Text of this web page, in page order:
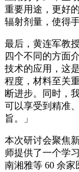
重要用途，更好
辐射剂量，使得
最后，黄连军教
四个不同的方面
技术的应用，这
程度，材料至关
断进步。同时，
可以享受到精准
旨。」
本次研讨会聚焦
师提供了一个学
南湘雅等 60 余